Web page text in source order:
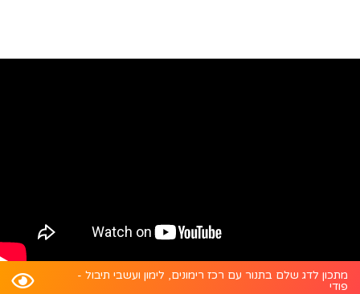
מתכון לדג שלם בתנור עם רכז רימונים, לימון ועשבי תיבול -
פודי